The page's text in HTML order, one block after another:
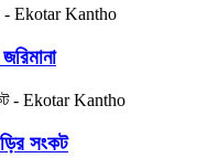
সংকট